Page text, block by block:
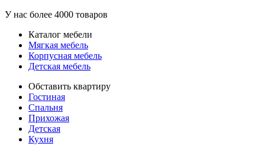
У нас более 4000 товаров
Каталог мебели
Мягкая мебель
Корпусная мебель
Детская мебель
Обставить квартиру
Гостиная
Спальня
Прихожая
Детская
Кухня